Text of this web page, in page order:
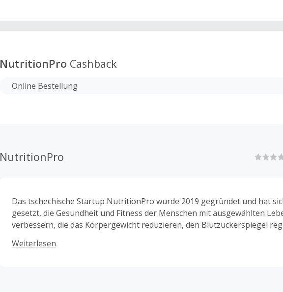
NutritionPro Cashback
Online Bestellung
NutritionPro
Das tschechische Startup NutritionPro wurde 2019 gegründet und hat
gesetzt, die Gesundheit und Fitness der Menschen mit ausgewählten
verbessern, die das Körpergewicht reduzieren, den Blutzuckerspiegel
ihrer eigenen Softwareplattform wählen sie mithilfe eines Algorithmus
Weiterlesen